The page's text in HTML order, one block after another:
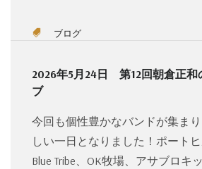
ブログ
2026年5月24日 第12回朝倉正和
ブ
今回も個性豊かなバンドが集ま
しい一日となりました！ポートヒ
Blue Tribe、OK牧場、アサブロキ